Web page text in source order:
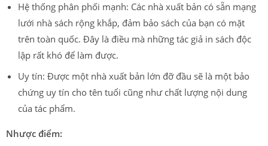
Hệ thống phân phối mạnh: Các nhà xuất bản có sẵn mạng
lưới nhà sách rộng khắp, đảm bảo sách của bạn có mặt
trên toàn quốc. Đây là điều mà những tác giả in sách độc
lập rất khó để làm được.
Uy tín: Được một nhà xuất bản lớn đỡ đầu sẽ là một bảo
chứng uy tín cho tên tuổi cũng như chất lượng nội dung
của tác phẩm.
Nhược điểm: